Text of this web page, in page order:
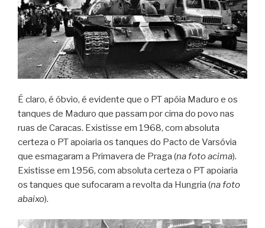
É claro, é óbvio, é evidente que o PT apóia Maduro e os
tanques de Maduro que passam por cima do povo nas
ruas de Caracas. Existisse em 1968, com absoluta
certeza o PT apoiaria os tanques do Pacto de Varsóvia
que esmagaram a Primavera de Praga (na foto acima).
Existisse em 1956, com absoluta certeza o PT apoiaria
os tanques que sufocaram a revolta da Hungria (na foto
abaixo).